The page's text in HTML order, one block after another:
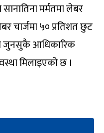
मर्मतमा लेबर
चार्जमा ५० प्रतिशत छुट
जुनसुकै आधिकारिक
मिलाइएको छ ।